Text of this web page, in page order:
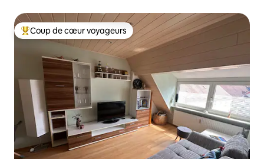
Coups de cœur voyageurs les plus appréciés
Coup de cœur voyageurs